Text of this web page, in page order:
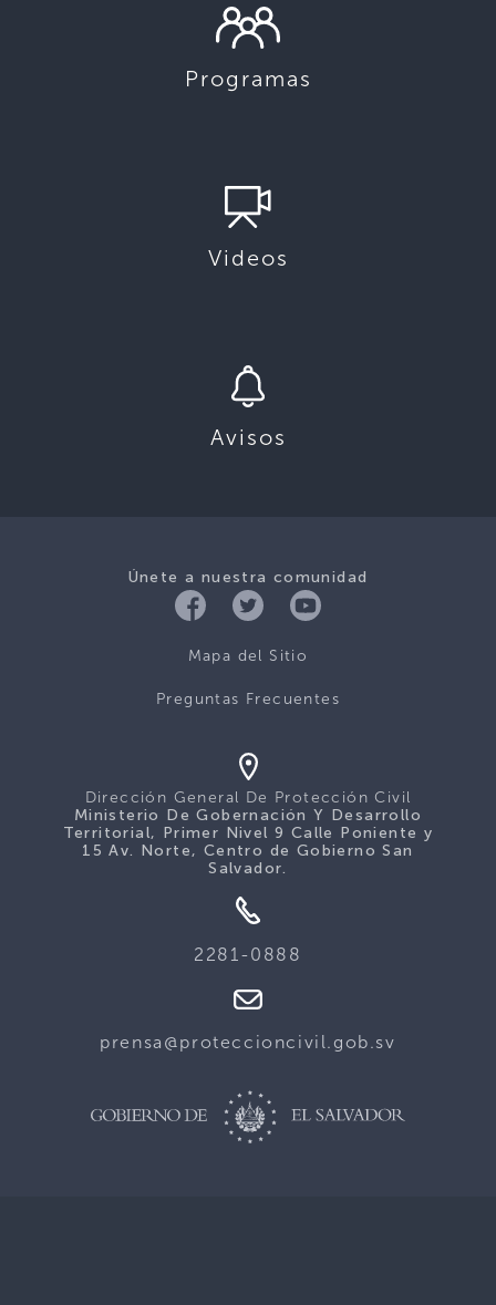
Programas
Videos
Avisos
Únete a nuestra comunidad
Mapa del Sitio
Preguntas Frecuentes
Dirección General De Protección Civil
Ministerio De Gobernación Y Desarrollo
Territorial, Primer Nivel 9 Calle Poniente y
15 Av. Norte, Centro de Gobierno San
Salvador.
2281-0888
prensa@proteccioncivil.gob.sv